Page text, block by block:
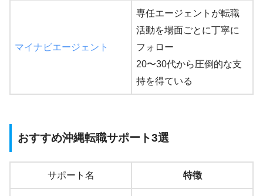
マイナビエージェント
専任エージェントが転職
活動を場面ごとに丁寧に
フォロー
20〜30代から圧倒的な支
持を得ている
おすすめ沖縄転職サポート3選
サポート名 特徴